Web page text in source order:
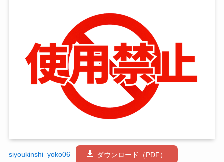
siyoukinshi_yoko06 ダウンロード（PDF）